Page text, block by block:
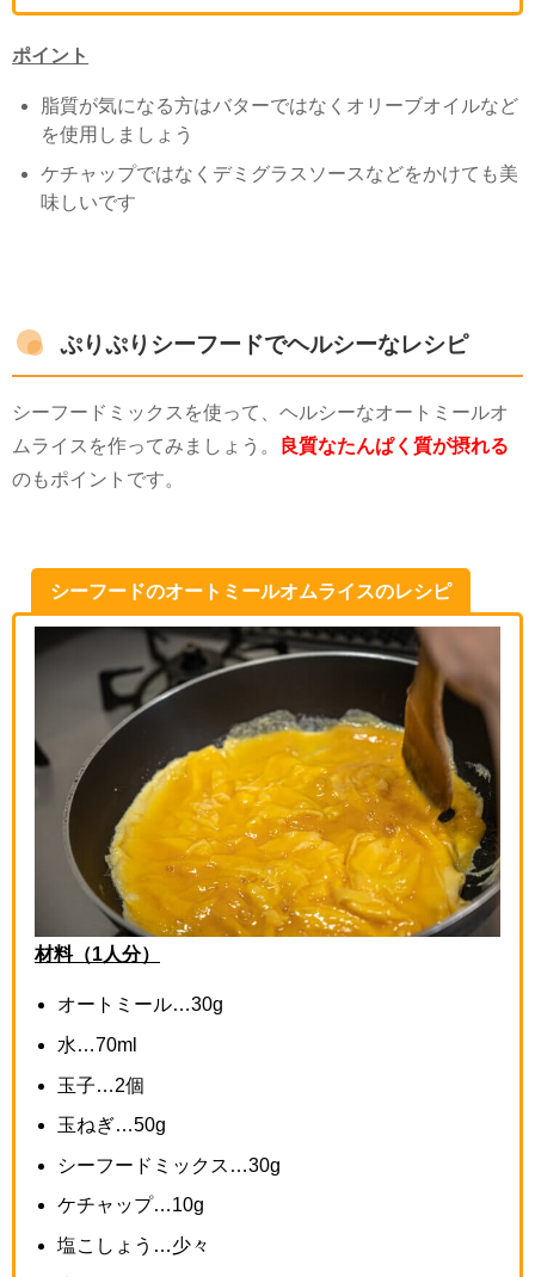
ポイント
脂質が気になる方はバターではなくオリーブオイルなど
を使用しましょう
ケチャップではなくデミグラスソースなどをかけても美
味しいです
ぷりぷりシーフードでヘルシーなレシピ
シーフードミックスを使って、ヘルシーなオートミールオ
ムライスを作ってみましょう。
良質なたんぱく質が摂れる
のもポイントです。
シーフードのオートミールオムライスのレシピ
材料（1人分）
オートミール…30g
水…70ml
玉子… 2個
玉ねぎ… 50g
シーフードミックス…30g
ケチャップ…10g
塩こしょう…少々